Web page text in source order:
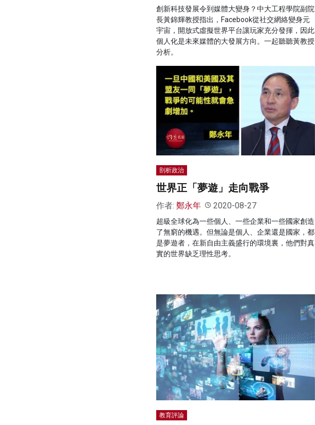
創新科技發展令到媒體大變身？中大工程學院副院
長黃錦輝教授指出，Facebook從社交網絡變身元
宇宙，開放式虛擬世界平台讓玩家充分發揮，因此
個人化是未來媒體的大發展方向。一起聽聽黃教授
分析。
剖析政治
世界正「夢遊」走向戰爭
作者: 鄭永年 2020-08-27
超級全球化為一些個人、一些企業和一些國家創造
了無窮的機遇。但無論是個人、企業還是國家，都
是夢遊者，在新自由主義盛行的環境裏，他們對真
實的世界缺乏理性思考。
教育評論